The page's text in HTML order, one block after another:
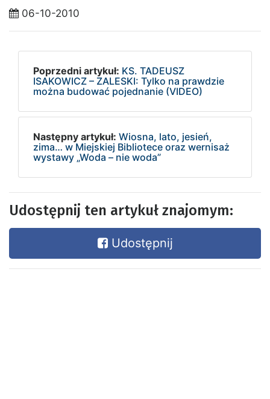
06-10-2010
Poprzedni artykuł: KS. TADEUSZ
ISAKOWICZ – ZALESKI: Tylko na prawdzie
można budować pojednanie (VIDEO)
Następny artykuł: Wiosna, lato, jesień,
zima… w Miejskiej Bibliotece oraz wernisaż
wystawy „Woda – nie woda”
Udostępnij ten artykuł znajomym:
Udostępnij